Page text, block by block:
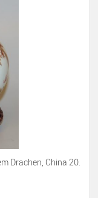
Drachen, China 20.